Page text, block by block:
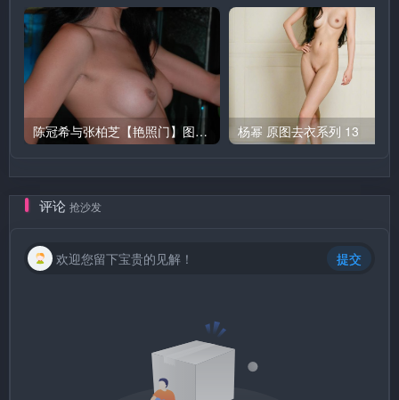
陈冠希与张柏芝【艳照门】图集 1 杨幂 原图去衣系列 13
评论 抢沙发
欢迎您留下宝贵的见解！ 提交